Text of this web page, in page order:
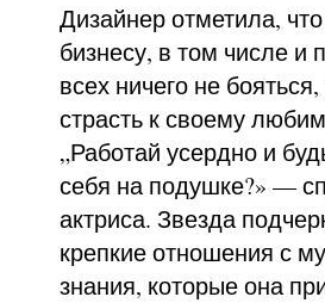
Дизайнер отметила,
бизнесу, в том числе
всех ничего не
страсть к своему
„Работай усердно и
себя на подушке?» —
актриса. Звезда
крепкие отношения с
знания, которые она